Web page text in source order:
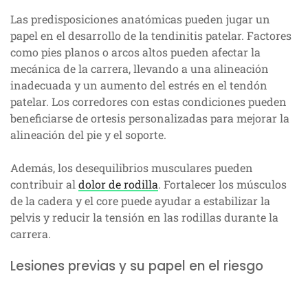
Las predisposiciones anatómicas pueden jugar un
papel en el desarrollo de la tendinitis patelar. Factores
como pies planos o arcos altos pueden afectar la
mecánica de la carrera, llevando a una alineación
inadecuada y un aumento del estrés en el tendón
patelar. Los corredores con estas condiciones pueden
beneficiarse de ortesis personalizadas para mejorar la
alineación del pie y el soporte.
Además, los desequilibrios musculares pueden
contribuir al dolor de rodilla. Fortalecer los músculos
de la cadera y el core puede ayudar a estabilizar la
pelvis y reducir la tensión en las rodillas durante la
carrera.
Lesiones previas y su papel en el riesgo